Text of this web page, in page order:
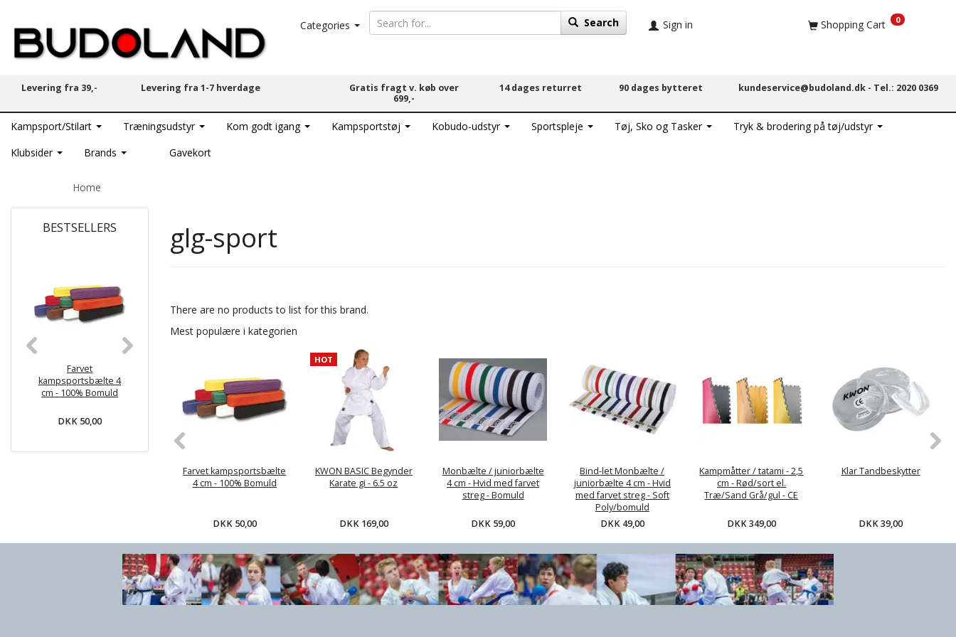
Categories Search Sign in Shopping Cart 0
Levering fra 39,- Levering fra 1-7 hverdage
Gratis fragt v. køb over
699,-
14 dages returret 90 dages bytteret kundeservice@budoland.dk - Tel.: 2020 0369
Kampsport/Stilart Træningsudstyr Kom godt igang Kampsportstøj Kobudo-udstyr Sportspleje Tøj, Sko og Tasker
Tryk & brodering på tøj/udstyr
Klubsider
Brands Gavekort
Home
BESTSELLERS
Farvet
kampsportsbælte 4
cm - 100% Bomuld
DKK 50,00
Begynder Karate gi -
6.5 oz
DKK 169,00
Monbælte /
juniorbælte 4 cm -
Hvid med farvet streg
Bind-let Monbælte /
juniorbælte 4 cm -
Hvid med farvet streg
- Soft Poly/bomuld
DKK 49,00
Kampmåtter / tatami -
2,5 cm - Rød/sort el.
Træ/Sand Grå/gul - CE
DKK 349,00
Klar Tandbeskytter
DKK 39,00
glg-sport
There are no products to list for this brand.
Mest populære i kategorien
Farvet kampsportsbælte
4 cm - 100% Bomuld
DKK 50,00
HOT
KWON BASIC Begynder
Karate gi - 6.5 oz
DKK 169,00
Monbælte / juniorbælte
4 cm - Hvid med farvet
streg - Bomuld
DKK 59,00
Bind-let Monbælte /
juniorbælte 4 cm - Hvid
med farvet streg - Soft
Poly/bomuld
DKK 49,00
Kampmåtter / tatami - 2,5
cm - Rød/sort el.
Træ/Sand Grå/gul - CE
DKK 349,00
Klar Tandbeskytter
DKK 39,00